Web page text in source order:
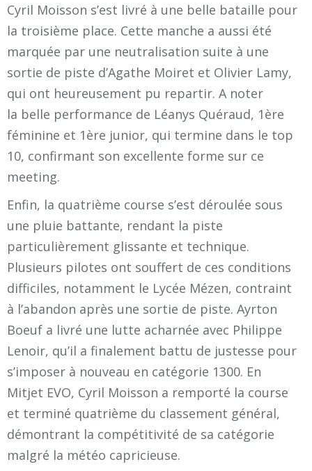
Cyril Moisson s’est livré à une belle bataille pour
la troisième place. Cette manche a aussi été
marquée par une neutralisation suite à une
sortie de piste d’Agathe Moiret et Olivier Lamy,
qui ont heureusement pu repartir. A noter
la belle performance de Léanys Quéraud, 1ère
féminine et 1ère junior, qui termine dans le top
10, confirmant son excellente forme sur ce
meeting.
Enfin, la quatrième course s’est déroulée sous
une pluie battante, rendant la piste
particulièrement glissante et technique.
Plusieurs pilotes ont souffert de ces conditions
difficiles, notamment le Lycée Mézen, contraint
à l’abandon après une sortie de piste. Ayrton
Boeuf a livré une lutte acharnée avec Philippe
Lenoir, qu’il a finalement battu de justesse pour
s’imposer à nouveau en catégorie 1300. En
Mitjet EVO, Cyril Moisson a remporté la course
et terminé quatrième du classement général,
démontrant la compétitivité de sa catégorie
malgré la météo capricieuse.